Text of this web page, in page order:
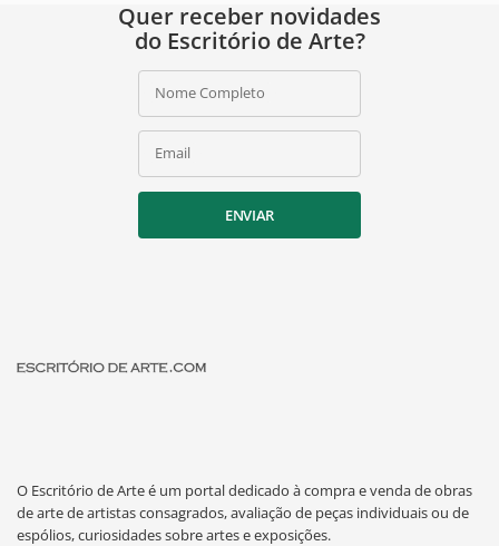
Quer receber novidades
do Escritório de Arte?
Nome Completo
Email
ENVIAR
O Escritório de Arte é um portal dedicado à compra e venda de obras
de arte de artistas consagrados, avaliação de peças individuais ou de
espólios, curiosidades sobre artes e exposições.